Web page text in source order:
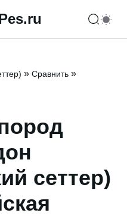
» Сравнить »
сеттер)